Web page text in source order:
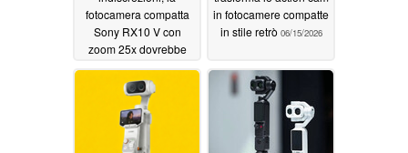
fotocamera compatta
Sony RX10 V con
zoom 25x dovrebbe
essere lanciata a breve
07/01/2026
in fotocamere compatte
in stile retrò 06/15/2026